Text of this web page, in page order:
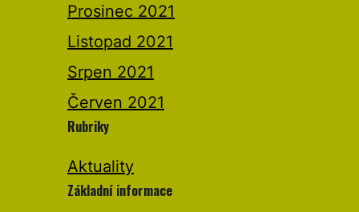
Prosinec 2021
Listopad 2021
Srpen 2021
Červen 2021
Rubriky
Aktuality
Základní informace